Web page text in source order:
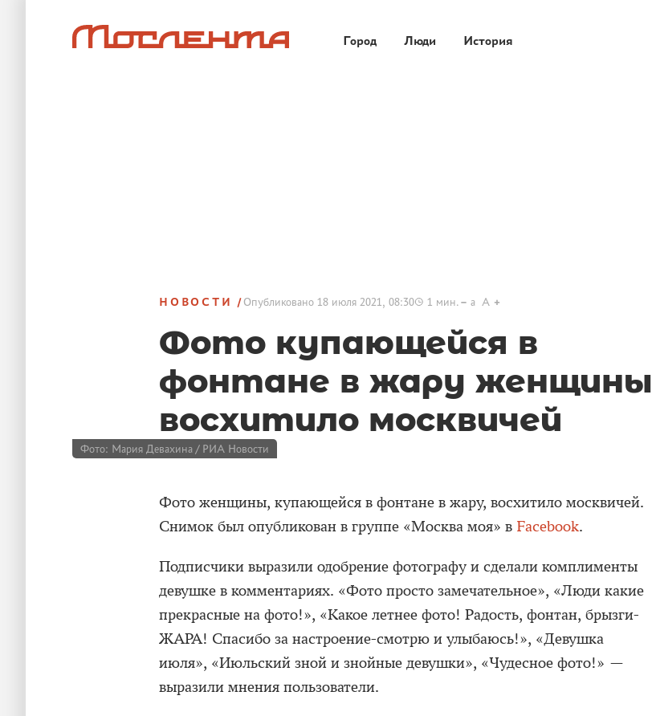
Город Люди История
НОВОСТИ Опубликовано18 июля 2021, 08:30 1 мин. a A
Фото купающейся в
фонтане в жару женщины
восхитило москвичей
Фото: Мария Девахина / РИА Новости
Фото женщины, купающейся в фонтане в жару, восхитило москвичей.
Снимок был опубликован в группе «Москва моя» в Facebook.
Подписчики выразили одобрение фотографу и сделали комплименты
девушке в комментариях. «Фото просто замечательное», «Люди какие
прекрасные на фото!», «Какое летнее фото! Радость, фонтан, брызги-
ЖАРА! Спасибо за настроение-смотрю и улыбаюсь!», «Девушка
июля», «Июльский зной и знойные девушки», «Чудесное фото!» —
выразили мнения пользователи.